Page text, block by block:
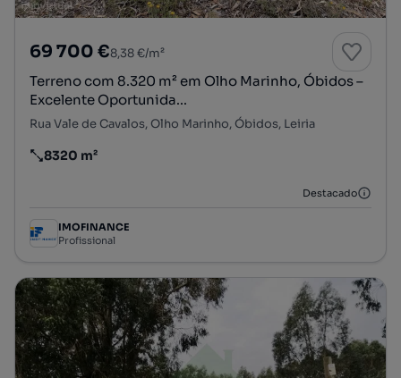
69 700 €8,38 €/m²
Terreno com 8.320 m² em Olho Marinho, Óbidos –
Excelente Oportunida...
Rua Vale de Cavalos, Olho Marinho, Óbidos, Leiria
Preço por metro quadrado
8320 m²
Destacado
IMOFINANCE
Profissional